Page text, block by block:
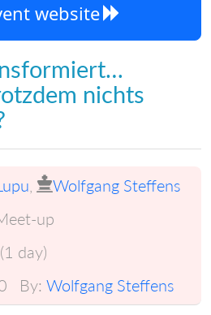
website
nichts
Wolfgang Steffens
up
day)
By: Wolfgang Steffens